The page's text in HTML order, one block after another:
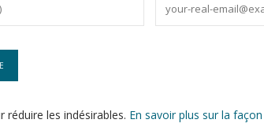
réduire les indésirables. En savoir plus sur la